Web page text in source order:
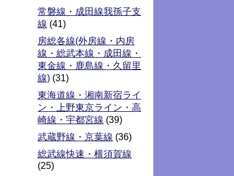
常磐線・成田線我孫子支
線 (41)
房総各線(外房線・内房
線・総武本線・成田線・
東金線・鹿島線・久留里
線) (31)
東海道線・湘南新宿ライ
ン・上野東京ライン・高
崎線・宇都宮線 (39)
武蔵野線・京葉線 (36)
総武線快速・横須賀線
(25)